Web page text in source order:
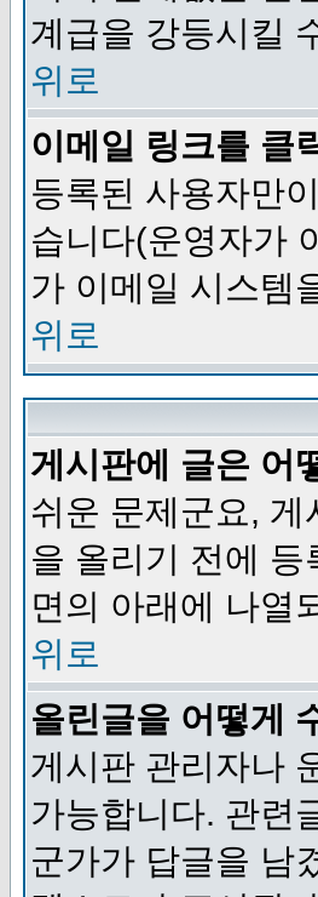
계급을 강등시킬
위로
이메일 링크를 클
등록된 사용자만
습니다(운영자가
가 이메일 시스템
위로
게시판에 글은 어
쉬운 문제군요,
을 올리기 전에
면의 아래에 나열
위로
올린글을 어떻게
게시판 관리자나
가능합니다. 관련
군가가 답글을 남